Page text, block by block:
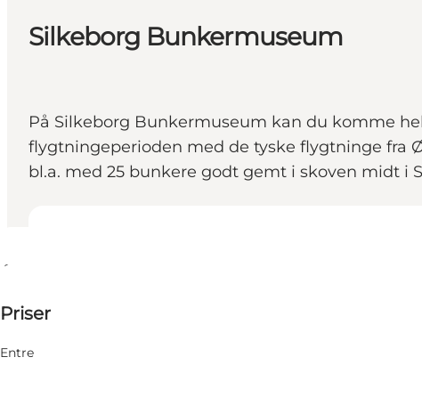
Silkeborg Bunkermuseum
På Silkeborg Bunkermuseum kan du komme
flygtningeperioden med de tyske flygtninge fra
bl.a. med 25 bunkere godt gemt i skoven midt i
Filtrér efter måned
Søndag
Priser
Entre